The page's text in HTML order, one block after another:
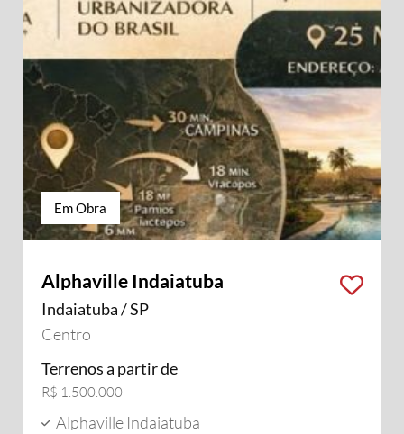
Em Obra
Alphaville Indaiatuba
Indaiatuba / SP
Centro
Terrenos a partir de
R$ 1.500.000
Alphaville Indaiatuba